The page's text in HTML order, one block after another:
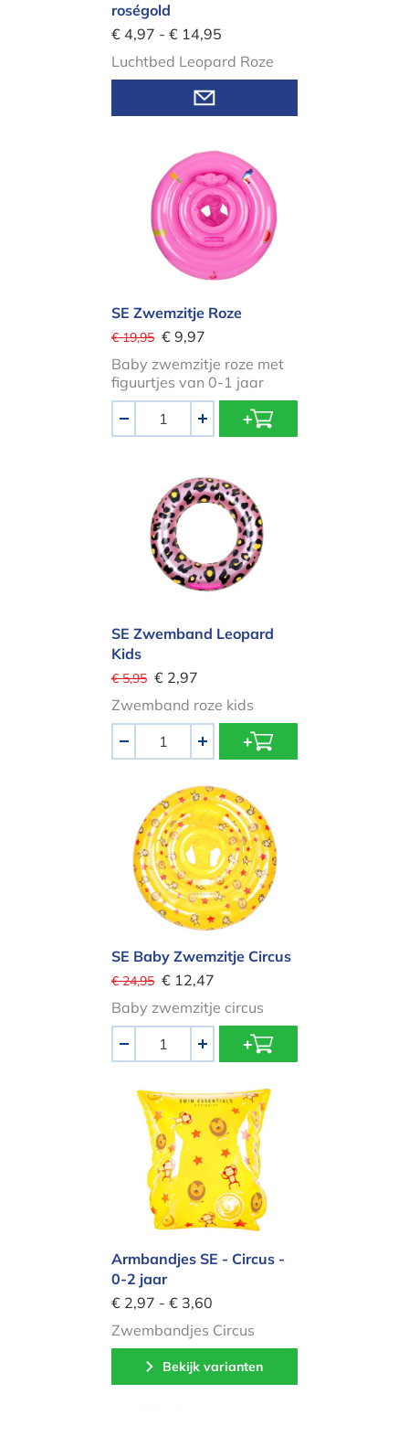
roségold
€ 4,97 - € 14,95
Luchtbed Leopard Roze
Bekijk varianten
SE Zwemzitje Roze
SE Zwemzitje Roze
€ 19,95 € 9,97
Baby zwemzitje roze met
figuurtjes van 0-1 jaar
+
SE Zwemband Leopard
Kids
€ 5,95 € 2,97
Zwemband roze kids
+
SE Baby Zwemzitje Circus
SE Baby Zwemzitje Circus
€ 24,95 € 12,47
Baby zwemzitje circus
+
Armbandjes SE - Circus - 0-2 jaar
Armbandjes SE - Circus -
0-2 jaar
€ 2,97 - € 3,60
Zwembandjes Circus
Bekijk varianten